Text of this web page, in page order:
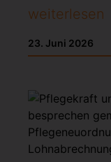
weiterlesen
23. Juni 2026